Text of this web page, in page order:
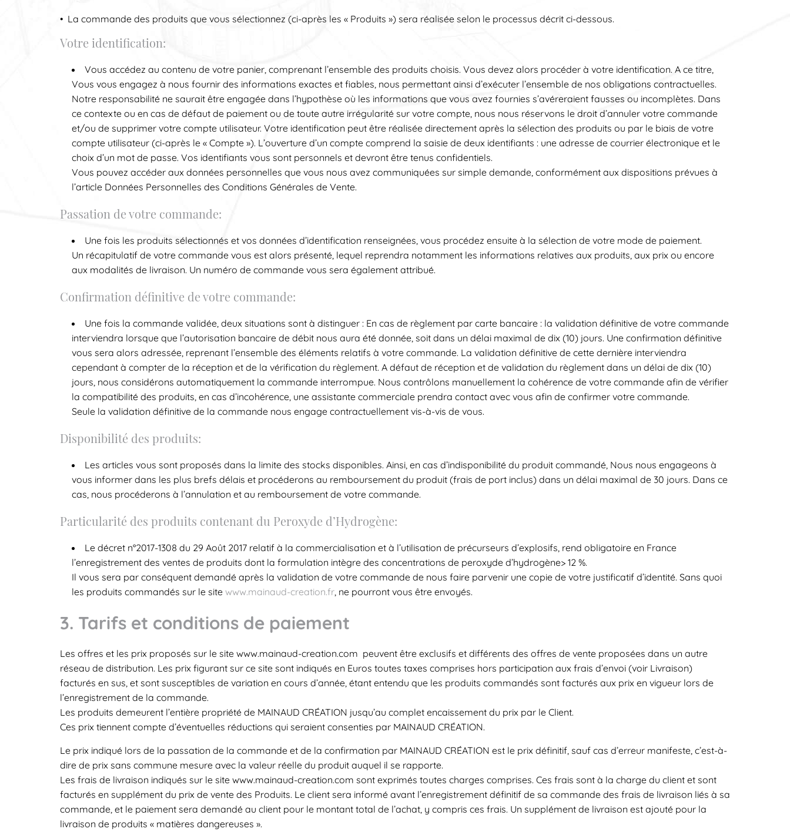
• La commande des produits que vous sélectionnez (ci-après les « Produits ») sera réalisée selon le processus décrit ci-dessous.
Votre identification:
Vous accédez au contenu de votre panier, comprenant l’ensemble des produits choisis. Vous devez alors procéder à votre identification. A ce titre,
Vous vous engagez à nous fournir des informations exactes et fiables, nous permettant ainsi d’exécuter l’ensemble de nos obligations contractuelles.
Notre responsabilité ne saurait être engagée dans l’hypothèse où les informations que vous avez fournies s’avéreraient fausses ou incomplètes. Dans
ce contexte ou en cas de défaut de paiement ou de toute autre irrégularité sur votre compte, nous nous réservons le droit d’annuler votre commande
et/ou de supprimer votre compte utilisateur. Votre identification peut être réalisée directement après la sélection des produits ou par le biais de votre
compte utilisateur (ci-après le « Compte »). L’ouverture d’un compte comprend la saisie de deux identifiants : une adresse de courrier électronique et le
choix d’un mot de passe. Vos identifiants vous sont personnels et devront être tenus confidentiels.
Vous pouvez accéder aux données personnelles que vous nous avez communiquées sur simple demande, conformément aux dispositions prévues à
l’article Données Personnelles des Conditions Générales de Vente.
Passation de votre commande:
Une fois les produits sélectionnés et vos données d’identification renseignées, vous procédez ensuite à la sélection de votre mode de paiement.
Un récapitulatif de votre commande vous est alors présenté, lequel reprendra notamment les informations relatives aux produits, aux prix ou encore
aux modalités de livraison. Un numéro de commande vous sera également attribué.
Confirmation définitive de votre commande:
Une fois la commande validée, deux situations sont à distinguer : En cas de règlement par carte bancaire : la validation définitive de votre commande
interviendra lorsque que l’autorisation bancaire de débit nous aura été donnée, soit dans un délai maximal de dix (10) jours. Une confirmation définitive
vous sera alors adressée, reprenant l’ensemble des éléments relatifs à votre commande. La validation définitive de cette dernière interviendra
cependant à compter de la réception et de la vérification du règlement. A défaut de réception et de validation du règlement dans un délai de dix (10)
jours, nous considérons automatiquement la commande interrompue. Nous contrôlons manuellement la cohérence de votre commande afin de vérifier
la compatibilité des produits, en cas d’incohérence, une assistante commerciale prendra contact avec vous afin de confirmer votre commande.
Seule la validation définitive de la commande nous engage contractuellement vis-à-vis de vous.
Disponibilité des produits:
Les articles vous sont proposés dans la limite des stocks disponibles. Ainsi, en cas d’indisponibilité du produit commandé, Nous nous engageons à
vous informer dans les plus brefs délais et procéderons au remboursement du produit (frais de port inclus) dans un délai maximal de 30 jours. Dans ce
cas, nous procéderons à l’annulation et au remboursement de votre commande.
Particularité des produits contenant du Peroxyde d’Hydrogène:
Le décret n°2017-1308 du 29 Août 2017 relatif à la commercialisation et à l’utilisation de précurseurs d’explosifs, rend obligatoire en France
l’enregistrement des ventes de produits dont la formulation intègre des concentrations de peroxyde d’hydrogène> 12 %.
Il vous sera par conséquent demandé après la validation de votre commande de nous faire parvenir une copie de votre justificatif d’identité. Sans quoi
les produits commandés sur le site www.mainaud-creation.fr, ne pourront vous être envoyés.
3. Tarifs et conditions de paiement
Les offres et les prix proposés sur le site www.mainaud-creation.com peuvent être exclusifs et différents des offres de vente proposées dans un autre
réseau de distribution. Les prix figurant sur ce site sont indiqués en Euros toutes taxes comprises hors participation aux frais d’envoi (voir Livraison)
facturés en sus, et sont susceptibles de variation en cours d’année, étant entendu que les produits commandés sont facturés aux prix en vigueur lors de
l’enregistrement de la commande.
Les produits demeurent l’entière propriété de MAINAUD CRÉATION jusqu’au complet encaissement du prix par le Client.
Ces prix tiennent compte d’éventuelles réductions qui seraient consenties par MAINAUD CRÉATION.
Le prix indiqué lors de la passation de la commande et de la confirmation par MAINAUD CRÉATION est le prix définitif, sauf cas d’erreur manifeste, c’est-à-
dire de prix sans commune mesure avec la valeur réelle du produit auquel il se rapporte.
Les frais de livraison indiqués sur le site www.mainaud-creation.com sont exprimés toutes charges comprises. Ces frais sont à la charge du client et sont
facturés en supplément du prix de vente des Produits. Le client sera informé avant l’enregistrement définitif de sa commande des frais de livraison liés à sa
commande, et le paiement sera demandé au client pour le montant total de l’achat, y compris ces frais. Un supplément de livraison est ajouté pour la
livraison de produits « matières dangereuses ».